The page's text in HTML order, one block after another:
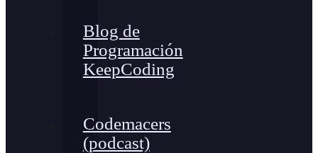
Blog de
Programación
KeepCoding
Codemacers
(podcast)